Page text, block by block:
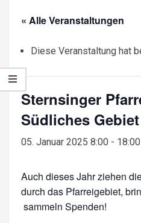
« Alle Veranstaltungen
Diese Veranstaltung hat
Sternsinger
Südliches Gebiet
05. Januar 2025 8:00 - 18:00
Auch dieses Jahr ziehen
durch das Pfarreigebiet,
sammeln Spenden!